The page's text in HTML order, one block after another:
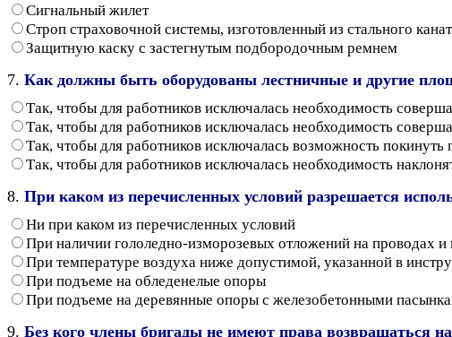
Сигнальный жилет
Строп страховочной системы, изготовленный из стального
Защитную каску с застегнутым подбородочным ремнем
7. Как должны быть оборудованы лестничные и другие
Так, чтобы для работников исключалась необходимость
Так, чтобы для работников исключалась необходимость
Так, чтобы для работников исключалась возможность покинуть
Так, чтобы для работников исключалась необходимость
8. При каком из перечисленных условий разрешается
Ни при каком из перечисленных условий
При наличии гололедно-изморозевых отложений на проводах
При температуре воздуха ниже допустимой, указанной в
При подъеме на обледенелые опоры
При подъеме на деревянные опоры с железобетонными
9. Без кого члены бригады не имеют права возвращаться